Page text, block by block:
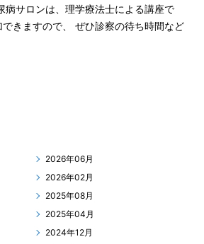
病サロンは、理学療法士による講座で
きますので、 ぜひ診察の待ち時間など
2026年06月
2026年02月
2025年08月
2025年04月
2024年12月